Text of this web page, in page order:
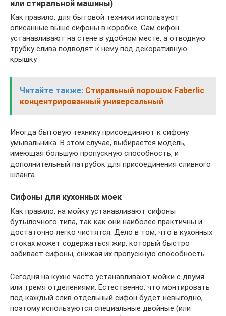
или стиральной машины)
Как правило, для бытовой техники используют
описанные выше сифоны в коробке. Сам сифон
устанавливают на стене в удобном месте, а отводную
трубку слива подводят к нему под декоративную
крышку.
Читайте также: Стиральный порошок Faberlic
концентрированный универсальный
Иногда бытовую технику присоединяют к сифону
умывальника. В этом случае, выбирается модель,
имеющая большую пропускную способность, и
дополнительный патрубок для присоединения сливного
шланга.
Сифоны для кухонных моек
Как правило, на мойку устанавливают сифоны
бутылочного типа, так как они наиболее практичны и
достаточно легко чистятся. Дело в том, что в кухонных
стоках может содержаться жир, который быстро
забивает сифоны, снижая их пропускную способность.
Сегодня на кухне часто устанавливают мойки с двумя
или тремя отделениями. Естественно, что монтировать
под каждый слив отдельный сифон будет невыгодно,
поэтому используются специальные двойные (или